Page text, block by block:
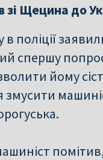
зі Щецина до
поліції
спершу
йому
змусити